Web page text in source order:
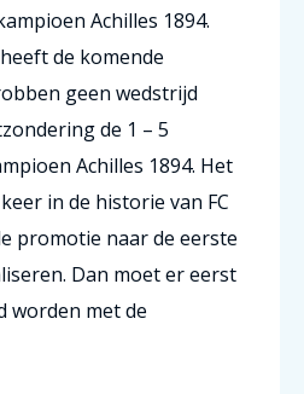
Achilles 1894.
de komende
geen wedstrijd
de 1 – 5
Achilles 1894. Het
in de historie van FC
promotie naar de eerste
Dan moet er eerst
worden met de